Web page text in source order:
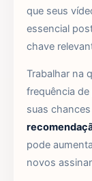
que seus
essencial
chave
Trabalhar na
frequência
suas
pode
novos